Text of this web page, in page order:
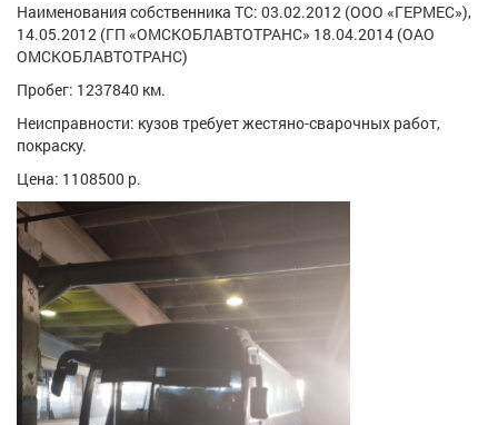
Наименования собственника ТС: 03.02.2012 (ООО «ГЕРМЕС»),
14.05.2012 (ГП «ОМСКОБЛАВТОТРАНС» 18.04.2014 (ОАО
ОМСКОБЛАВТОТРАНС)
Пробег: 1237840 км.
Неисправности: кузов требует жестяно-сварочных работ,
покраску.
Цена: 1108500 р.